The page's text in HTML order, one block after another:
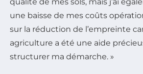
qualité de mes sols, mais j’ai
une baisse de mes coûts
sur la réduction de l’empreinte
agriculture a été une aide
structurer ma démarche. »